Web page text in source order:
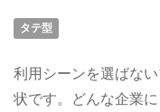
タテ型
利用シーンを選ばな
状です。どんな企業